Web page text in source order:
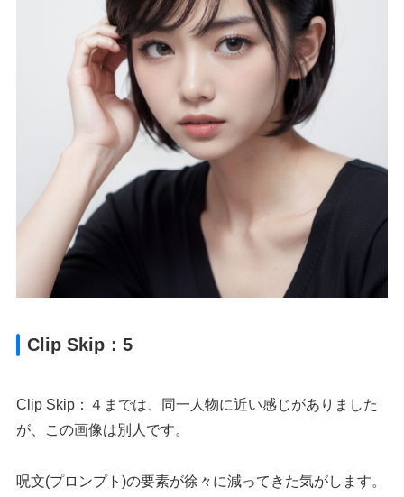
Clip Skip：5
Clip Skip：４までは、同一人物に近い感じがありました
が、この画像は別人です。
呪文(プロンプト)の要素が徐々に減ってきた気がします。